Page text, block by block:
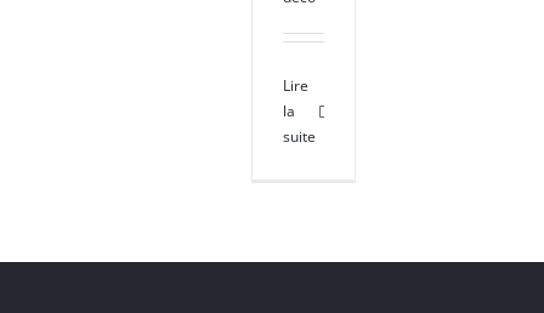
Lire
la
suite